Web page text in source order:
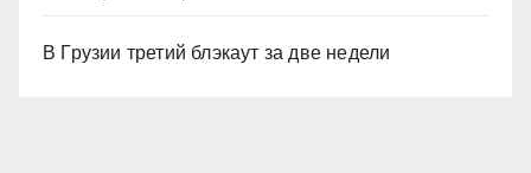
В Грузии третий блэкаут за две недели